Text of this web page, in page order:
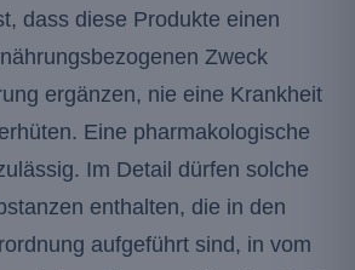
dass diese Produkte einen
Zweck
ergänzen, nie eine Krankheit
Eine pharmakologische
Im Detail dürfen solche
enthalten, die in den
aufgeführt sind, in vom